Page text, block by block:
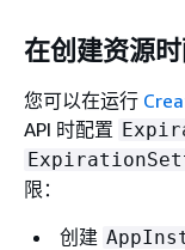
在创建资源
您可以在运行
API 时配置
限：
创建